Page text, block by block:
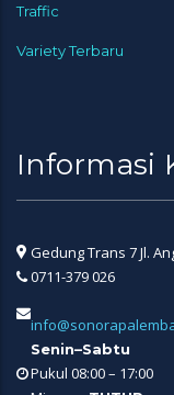
Traffic
Variety Terbaru
Informasi
Gedung Trans 7 Jl.
0711-379 026
Senin–Sabtu
Pukul 08:00 – 17:00